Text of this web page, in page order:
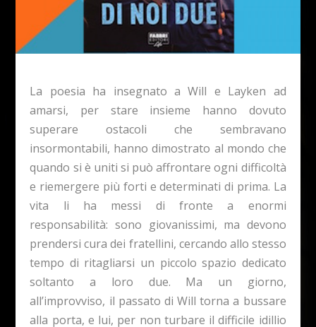
La poesia ha insegnato a Will e Layken ad
amarsi, per stare insieme hanno dovuto
superare ostacoli che sembravano
insormontabili, hanno dimostrato al mondo che
quando si è uniti si può affrontare ogni difficoltà
e riemergere più forti e determinati di prima. La
vita li ha messi di fronte a enormi
responsabilità: sono giovanissimi, ma devono
prendersi cura dei fratellini, cercando allo stesso
tempo di ritagliarsi un piccolo spazio dedicato
soltanto a loro due. Ma un giorno,
all’improvviso, il passato di Will torna a bussare
alla porta, e lui, per non turbare il difficile idillio